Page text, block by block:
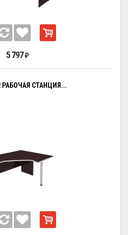
5 797 ₽
РАБОЧАЯ СТАНЦИЯ...